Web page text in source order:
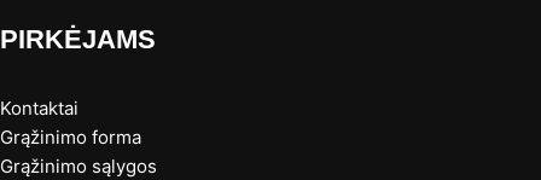
PIRKĖJAMS
Kontaktai
Grąžinimo forma
Grąžinimo sąlygos